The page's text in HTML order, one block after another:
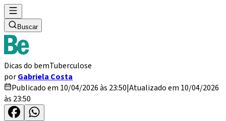
Buscar
Dicas do bemTuberculose
porGabriela Costa
Publicado em 10/04/2026 às 23:50|Atualizado em 10/04/2026
às 23:50